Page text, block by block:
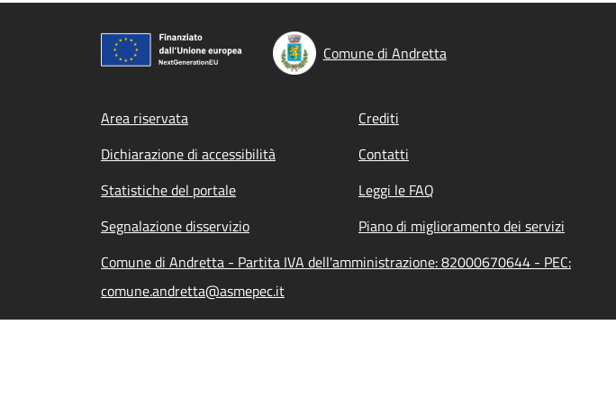
Comune di Andretta
Footer menu
Area riservata Crediti
Dichiarazione di accessibilità
Contatti
Statistiche del portale
Leggi le FAQ
Segnalazione disservizio
Piano di miglioramento dei servizi
Comune di Andretta - Partita IVA dell'amministrazione: 82000670644 - PEC:
comune.andretta@asmepec.it